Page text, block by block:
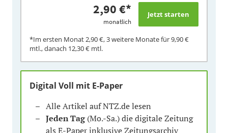
2,90 €*
monatlich
*Im ersten Monat2,90 €, 3 weitere Monate für9,90 €
mtl., danach 12,30 € mtl.
Digital Voll mit E-Paper
Alle Artikel auf NTZ.de lesen
Jeden Tag(Mo.-Sa.) die digitale Zeitung
als E-Paper inklusive Zeitungsarchiv